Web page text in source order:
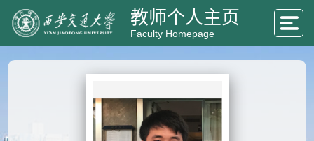
教师个人主页
Faculty Homepage